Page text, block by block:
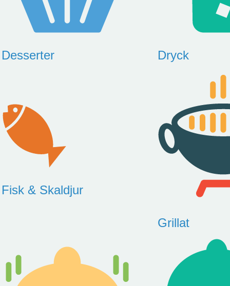
Desserter Dryck
Fisk & Skaldjur
Grillat